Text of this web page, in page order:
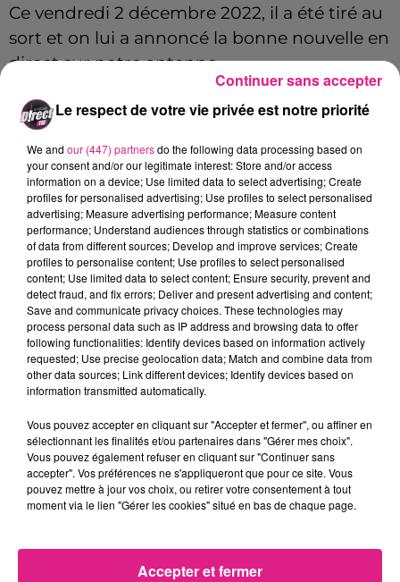
Ce vendredi 2 décembre 2022, il a été tiré au
sort et on lui a annoncé la bonne nouvelle en
direct sur notre antenne.
Ce mercredi, il est venu chercher son
téléviseur 4K.
Merci à notre partenaireBUT Jouy-Aux-
Archeset à l'ensemble de ses équipes.
Cet élément est masqué compte-tenu du refus
du dépôt de cookies que vous avez exprimé. Si
vous souhaitez l'afficher, merci de nous donner
votre accord en cliquant sur le bouton ci-
dessous.
Afficher l'élément
FIL ACTUS
7 août 2026
Lorraine : une journée pas comme les autres au Parc animalier de...
6 août 2026
5 août 2026
Casting de Woof : l'Euro-Métropole de Metz part à la recherche de...
Le respect de votre vie privée est notre priorité
We and our (447) partnersdo the following data processing based on
your consent and/or our legitimate interest: Store and/or access
information on a device; Use limited data to select advertising; Create
profiles for personalised advertising; Use profiles to select personalised
advertising; Measure advertising performance; Measure content
performance; Understand audiences through statistics or combinations
of data from different sources; Develop and improve services; Create
profiles to personalise content; Use profiles to select personalised
content; Use limited data to select content; Ensure security, prevent and
detect fraud, and fix errors; Deliver and present advertising and content;
Save and communicate privacy choices. These technologies may
process personal data such as IP address and browsing data to offer
following functionalities: Identify devices based on information actively
requested; Use precise geolocation data; Match and combine data from
other data sources; Link different devices; Identify devices based on
information transmitted automatically.
Vous pouvez accepter en cliquant sur "Accepter et fermer", ou affiner en
sélectionnant les finalités et/ou partenaires dans "Gérer mes choix".
Vous pouvez également refuser en cliquant sur "Continuer sans
accepter". Vos préférences ne s'appliqueront que pour ce site. Vous
pouvez mettre à jour vos choix, ou retirer votre consentement à tout
moment via le lien "Gérer les cookies" situé en bas de chaque page.
Accepter et fermer
Continuer sans accepter